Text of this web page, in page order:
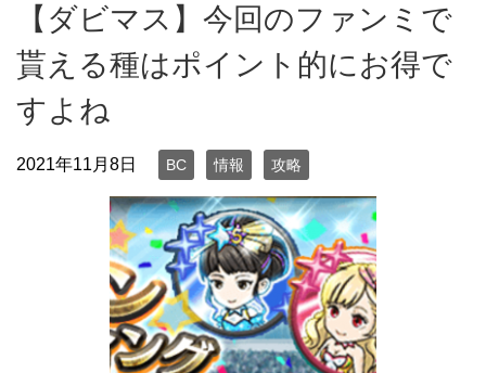
【ダビマス】今回のファンミで
貰える種はポイント的にお得で
すよね
2021年11月8日 BC 情報 攻略